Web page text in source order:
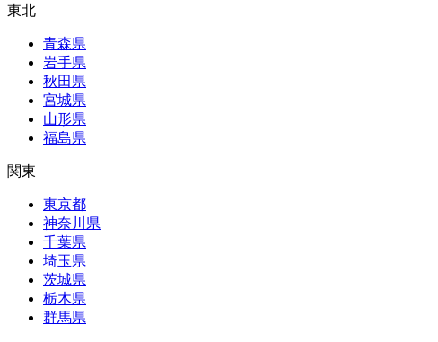
東北
青森県
岩手県
秋田県
宮城県
山形県
福島県
関東
東京都
神奈川県
千葉県
埼玉県
茨城県
栃木県
群馬県